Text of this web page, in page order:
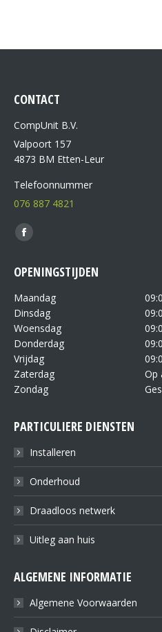
CONTACT
CompUnit B.V.
Valpoort 157
4873 BM Etten-Leur
Telefoonnummer
076 887 4821
Vind ons op:
OPENINGSTIJDEN
Maandag
Dinsdag
Woensdag
Donderdag
Vrijdag
Zaterdag
Op
Zondag
PARTICULIERE DIENSTEN
Installeren
Onderhoud
Draadloos netwerk
Uitleg aan huis
ALGEMENE INFORMATIE
Algemene Voorwaarden